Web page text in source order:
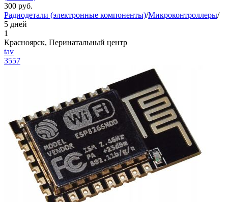
300 руб.
Радиодетали (электронные компоненты)/Микроконтроллеры/
5 дней
1
Красноярск, Перинатальный центр
tav
3557